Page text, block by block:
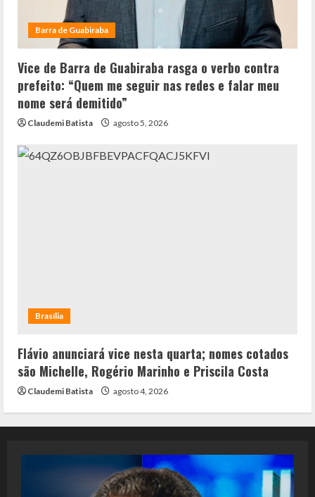
Barra de Guabiraba
Vice de Barra de Guabiraba rasga o verbo contra
prefeito: “Quem me seguir nas redes e falar meu
nome será demitido”
Claudemi Batista agosto 5, 2026
Brasília
Flávio anunciará vice nesta quarta; nomes cotados
são Michelle, Rogério Marinho e Priscila Costa
Claudemi Batista agosto 4, 2026